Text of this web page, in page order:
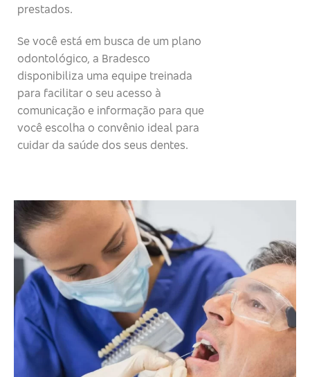
prestados.
Se você está em busca de um plano
odontológico, a Bradesco
disponibiliza uma equipe treinada
para facilitar o seu acesso à
comunicação e informação para que
você escolha o convênio ideal para
cuidar da saúde dos seus dentes.